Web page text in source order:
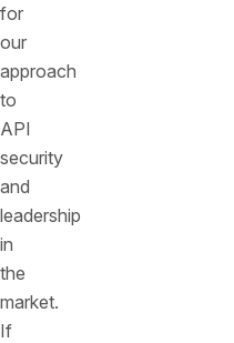
for
our
approach
to
API
security
and
leadership
in
the
market.
If